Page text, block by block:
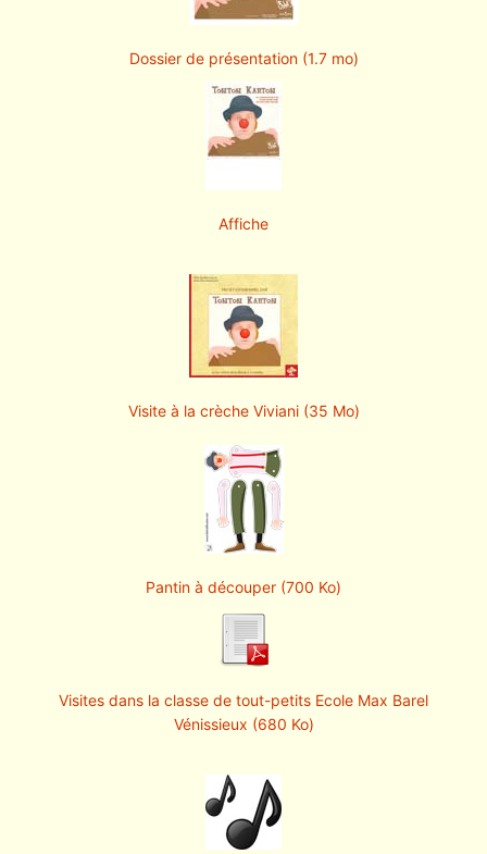
Dossier de présentation (1.7 mo)
Affiche
Visite à la crèche Viviani (35 Mo)
Pantin à découper (700 Ko)
Visites dans la classe de tout-petits Ecole Max Barel
Vénissieux (680 Ko)